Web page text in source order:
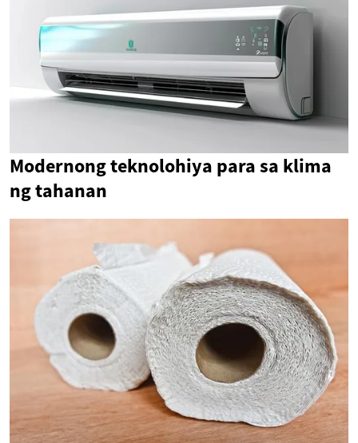
Modernong teknolohiya para sa klima
ng tahanan